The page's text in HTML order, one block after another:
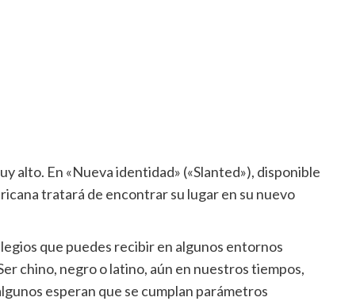
alto. En «Nueva identidad» («Slanted»), disponible
tratará de encontrar su lugar en su nuevo
que puedes recibir en algunos entornos
chino, negro o latino, aún en nuestros tiempos,
esperan que se cumplan parámetros
la moda institucional española durante la última
temporada, dejando claro que su estilo evolucionó
Leer más
más
sobre
accesorios